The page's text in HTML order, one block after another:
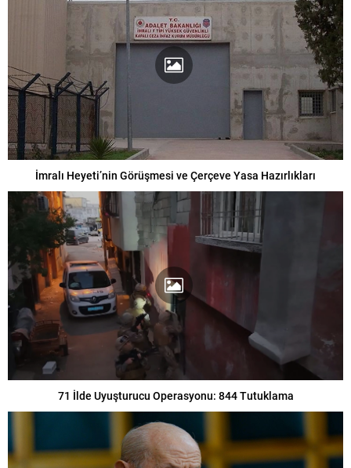
İmralı Heyeti’nin Görüşmesi ve Çerçeve Yasa Hazırlıkları
71 İlde Uyuşturucu Operasyonu: 844 Tutuklama